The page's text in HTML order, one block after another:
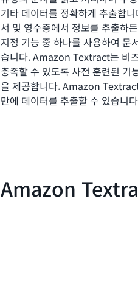
기타 데이터를 정확하게 추출합
서 및 영수증에서 정보를 추출하
지정 기능 중 하나를 사용하여 문
습니다. Amazon Textract는 비
충족할 수 있도록 사전 훈련된 기
을 제공합니다. Amazon
만에 데이터를 추출할 수 있습니
Amazon